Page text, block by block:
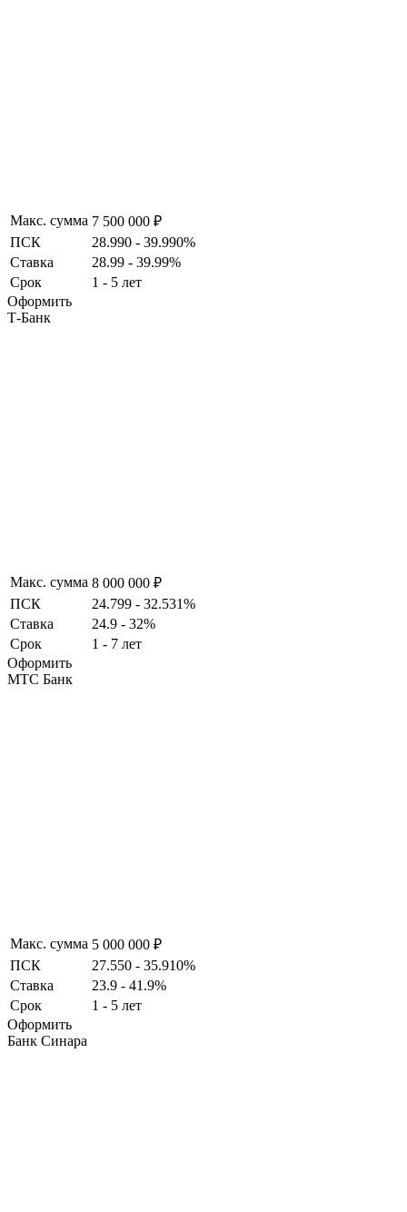
Макс. сумма 7 500 000 ₽
ПСК
28.990 - 39.990%
Ставка
28.99 - 39.99%
Срок
1 - 5 лет
Оформить
Т-Банк
Макс. сумма 8 000 000 ₽
ПСК
24.799 - 32.531%
Ставка
24.9 - 32%
Срок
1 - 7 лет
Оформить
МТС Банк
Макс. сумма 5 000 000 ₽
ПСК
27.550 - 35.910%
Ставка
23.9 - 41.9%
Срок
1 - 5 лет
Оформить
Банк Синара